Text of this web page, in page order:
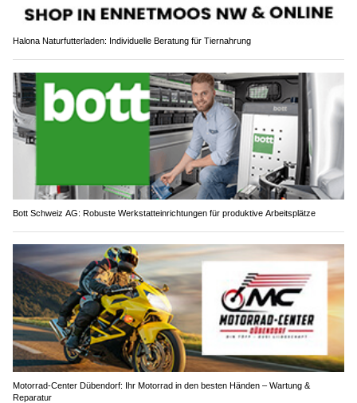
Halona Naturfutterladen: Individuelle Beratung für Tiernahrung
Bott Schweiz AG: Robuste Werkstatteinrichtungen für produktive Arbeitsplätze
Motorrad-Center Dübendorf: Ihr Motorrad in den besten Händen – Wartung &
Reparatur